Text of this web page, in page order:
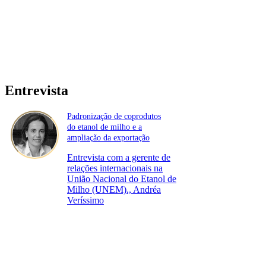
Entrevista
Padronização de coprodutos
do etanol de milho e a
ampliação da exportação
Entrevista com a gerente de
relações internacionais na
União Nacional do Etanol de
Milho (UNEM)., Andréa
Veríssimo